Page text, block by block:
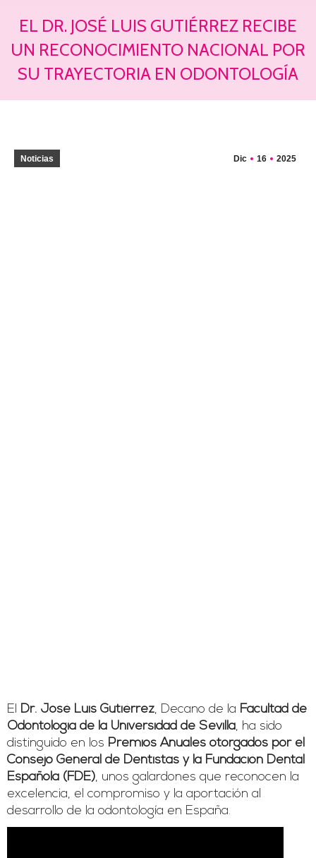
EL DR. JOSÉ LUIS GUTIÉRREZ RECIBE
UN RECONOCIMIENTO NACIONAL POR
SU TRAYECTORIA EN ODONTOLOGÍA
Dic 16 2025
Noticias
El Dr. José Luis Gutiérrez, Decano de la Facultad de
Odontología de la Universidad de Sevilla, ha sido
distinguido en los Premios Anuales otorgados por el
Consejo General de Dentistas y la Fundación Dental
Española (FDE), unos galardones que reconocen la
excelencia, el compromiso y la aportación al
desarrollo de la odontología en España.